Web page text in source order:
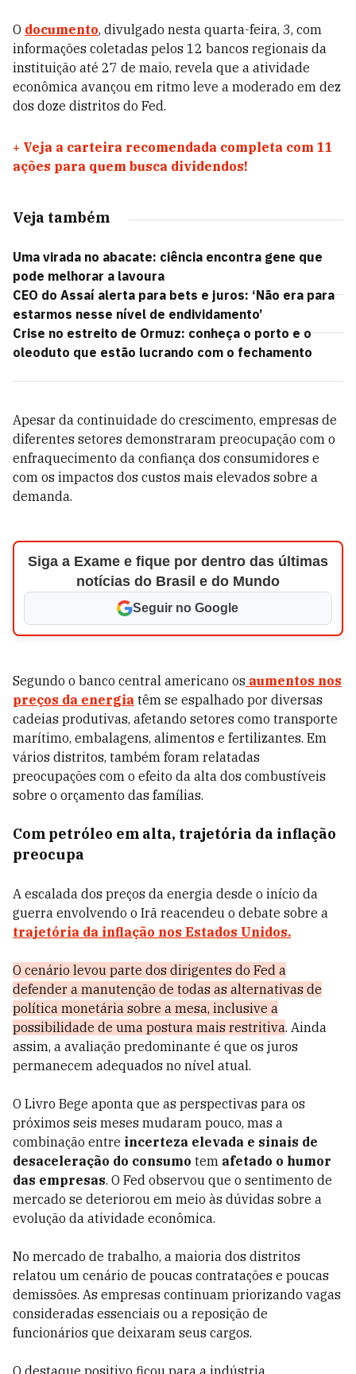
O documento, divulgado nesta quarta-feira, 3, com
informações coletadas pelos 12 bancos regionais da
instituição até 27 de maio, revela que a atividade
econômica avançou em ritmo leve a moderado em dez
dos doze distritos do Fed.
+ Veja a carteira recomendada completa com 11
ações para quem busca dividendos!
Veja também
Uma virada no abacate: ciência encontra gene que
pode melhorar a lavoura
CEO do Assaí alerta para bets e juros: ‘Não era para
estarmos nesse nível de endividamento’
Crise no estreito de Ormuz: conheça o porto e o
oleoduto que estão lucrando com o fechamento
Apesar da continuidade do crescimento, empresas de
diferentes setores demonstraram preocupação com o
enfraquecimento da confiança dos consumidores e
com os impactos dos custos mais elevados sobre a
demanda.
Siga a Exame e fique por dentro das últimas
notícias do Brasil e do Mundo
Seguir no Google
Segundo o banco central americano os aumentos nos
preços da energia têm se espalhado por diversas
cadeias produtivas, afetando setores como transporte
marítimo, embalagens, alimentos e fertilizantes. Em
vários distritos, também foram relatadas
preocupações com o efeito da alta dos combustíveis
sobre o orçamento das famílias.
Com petróleo em alta, trajetória da inflação
preocupa
A escalada dos preços da energia desde o início da
guerra envolvendo o Irã reacendeu o debate sobre a
trajetória da inflação nos Estados Unidos.
O cenário levou parte dos dirigentes do Fed a
defender a manutenção de todas as alternativas de
política monetária sobre a mesa, inclusive a
possibilidade de uma postura mais restritiva. Ainda
assim, a avaliação predominante é que os juros
permanecem adequados no nível atual.
O Livro Bege aponta que as perspectivas para os
próximos seis meses mudaram pouco, mas a
combinação entre incerteza elevada e sinais de
desaceleração do consumo tem afetado o humor
das empresas. O Fed observou que o sentimento de
mercado se deteriorou em meio às dúvidas sobre a
evolução da atividade econômica.
No mercado de trabalho, a maioria dos distritos
relatou um cenário de poucas contratações e poucas
demissões. As empresas continuam priorizando vagas
consideradas essenciais ou a reposição de
funcionários que deixaram seus cargos.
O destaque positivo ficou para a indústria